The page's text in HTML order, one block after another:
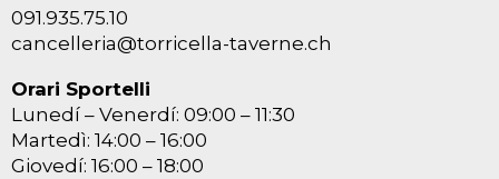
091.935.75.10
cancelleria@torricella-taverne.ch
Orari Sportelli
Lunedí – Venerdí: 09:00 – 11:30
Martedì: 14:00 – 16:00
Giovedí: 16:00 – 18:00